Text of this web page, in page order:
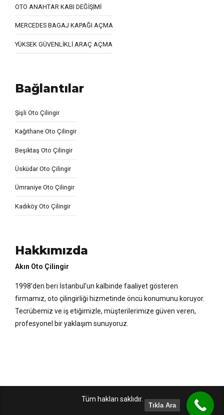
OTO ANAHTAR KABI DEĞİŞİMİ
MERCEDES BAGAJ KAPAĞI AÇMA
YÜKSEK GÜVENLİKLİ ARAÇ AÇMA
Bağlantılar
Şişli Oto Çilingir
Kağıthane Oto Çilingir
Beşiktaş Oto Çilingir
Üsküdar Oto Çilingir
Ümraniye Oto Çilingir
Kadıköy Oto Çilingir
Hakkımızda
Akın Oto Çilingir
1998’den beri İstanbul’un kalbinde faaliyet gösteren
firmamız, oto çilingirliği hizmetinde öncü konumunu koruyor.
Tecrübemiz ve iş etiğimizle, müşterilerimize güven veren,
profesyonel bir yaklaşım sunuyoruz.
Tüm hakları saklıdır.
Tıkla Ara